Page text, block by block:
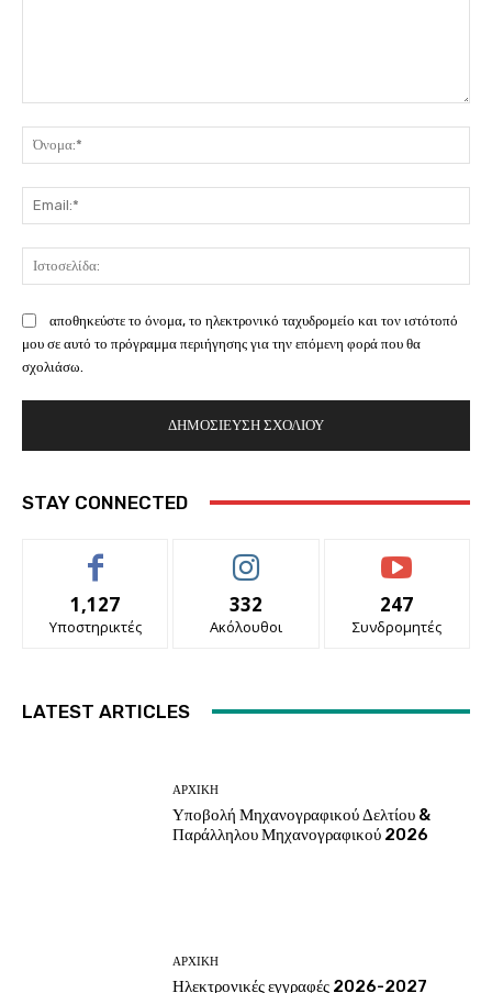
αποθηκεύστε το όνομα, το ηλεκτρονικό ταχυδρομείο και τον ιστότοπό
μου σε αυτό το πρόγραμμα περιήγησης για την επόμενη φορά που θα
σχολιάσω.
STAY CONNECTED
1,127
Υποστηρικτές
332
Ακόλουθοι
247
Συνδρομητές
LATEST ARTICLES
ΑΡΧΙΚΗ
Υποβολή Μηχανογραφικού Δελτίου &
Παράλληλου Μηχανογραφικού 2026
ΑΡΧΙΚΗ
Ηλεκτρονικές εγγραφές 2026-2027